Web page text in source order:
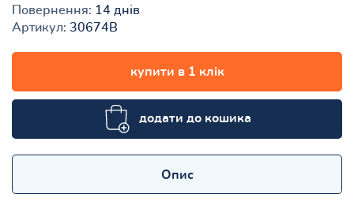
Повернення: 14 днів
Артикул: 30674B
купити в 1 клік
додати до кошика
Опис